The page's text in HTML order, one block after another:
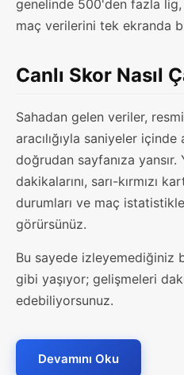
genelinde 500'den fazla
maç verilerini tek ekranda
Canlı Skor Nasıl
Sahadan gelen veriler, resmi
aracılığıyla saniyeler
doğrudan sayfanıza
dakikalarını, sarı-kırmızı
durumları ve maç
görürsünüz.
Bu sayede izleyemediğiniz
gibi yaşıyor; gelişmeleri
edebiliyorsunuz.
Devamını Oku